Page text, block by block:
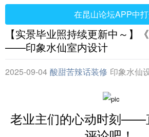
在昆山论坛APP中
【实景毕业照持续更新中～】
——印象水仙室内设计
2025-09-04 酸甜苦辣话装修 印象水仙
老业主们的心动时刻——